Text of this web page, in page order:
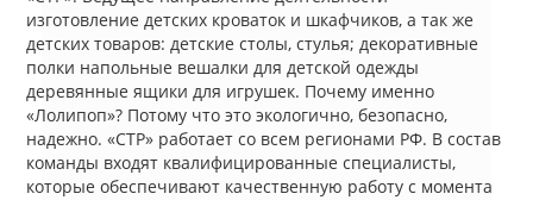
изготовление детских кроваток и шкафчиков, а так же
детских товаров: детские столы, стулья; декоративные
полки напольные вешалки для детской одежды
деревянные ящики для игрушек. Почему именно
«Лолипоп»? Потому что это экологично, безопасно,
надежно. «СТР» работает со всем регионами РФ. В состав
команды входят квалифицированные специалисты,
которые обеспечивают качественную работу с момента